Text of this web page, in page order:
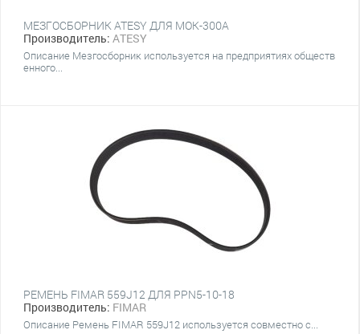
МЕЗГОСБОРНИК ATESY ДЛЯ МОК-300А
Производитель: ATESY
Описание Мезгосборник используется на предприятиях обществ
енного...
РЕМЕНЬ FIMAR 559J12 ДЛЯ PPN5-10-18
Производитель: FIMAR
Описание Ремень FIMAR 559J12 используется совместно с...